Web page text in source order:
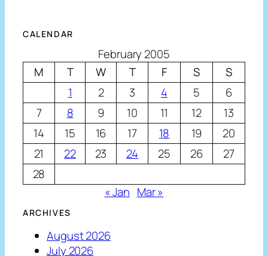
CALENDAR
February 2005
M
T W T F S
S
1
2 3 4 5
6
7
8 9 10 11 12
13
14
15 16 17 18 19
20
21
22 23 24 25 26
27
28
« Jan Mar »
ARCHIVES
August 2026
July 2026